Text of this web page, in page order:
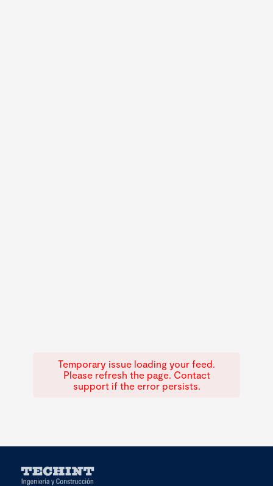
Temporary issue loading your feed.
Please refresh the page. Contact
support if the error persists.